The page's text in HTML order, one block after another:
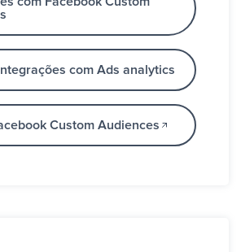
com Ads analytics
Custom Audiences